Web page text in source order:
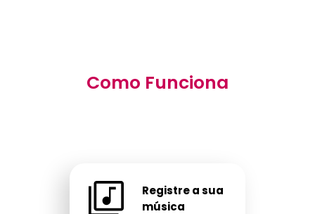
Como Funciona
Registre a sua
música